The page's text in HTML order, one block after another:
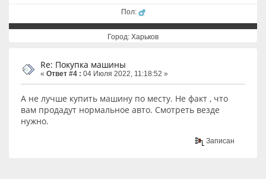
Пол:
Город: Харьков
Re: Покупка машины
« Ответ #4 : 04 Июля 2022, 11:18:52 »
А не лучше купить машину по месту. Не факт , что
вам продадут нормальное авто. Смотреть везде
нужно.
Записан